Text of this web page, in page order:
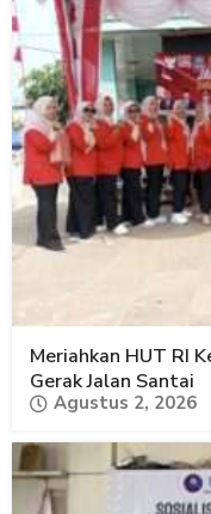
Meriahkan HUT RI
Gerak Jalan Santai
Agustus 2, 2026